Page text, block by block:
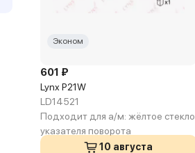
Эконом
601 ₽
Lynx P21W
LD14521
Подходит для а/м: жёлтое стекло
указателя поворота
10 августа